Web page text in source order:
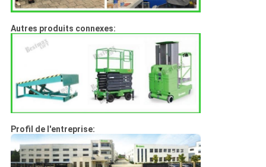
Autres produits connexes:
Profil de l'entreprise: